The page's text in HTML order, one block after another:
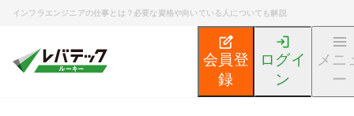
インフラエンジニアの仕事とは？必要な資格や向いている人についても解説
会員登
録
ログイ
ン
メニ
ー
エンジニア就活ノウハウ記事